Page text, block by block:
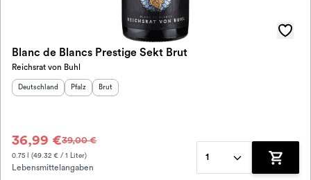
Blanc de Blancs Prestige Sekt Brut
Reichsrat von Buhl
Herkunftsland
Deutschland Herkunftsregion
Pfalz Geschmack
Brut
36,99 €39,00 €
0.75 l (49.32 € / 1 Liter)
Lebensmittelangaben
1
Zum